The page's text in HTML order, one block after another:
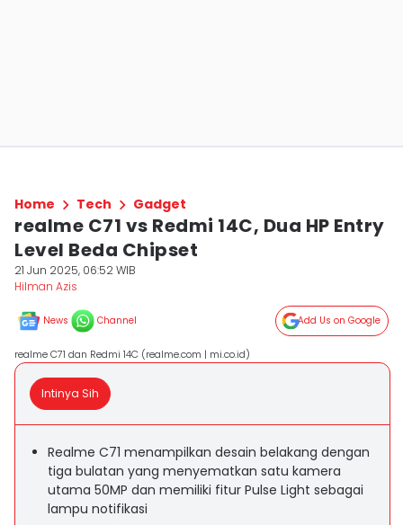
Home Tech Gadget
realme C71 vs Redmi 14C, Dua HP Entry
Level Beda Chipset
21 Jun 2025, 06:52 WIB
Hilman Azis
News Channel Add Us on Google
realme C71 dan Redmi 14C (realme.com | mi.co.id)
Intinya Sih
Realme C71 menampilkan desain belakang dengan
tiga bulatan yang menyematkan satu kamera
utama 50MP dan memiliki fitur Pulse Light sebagai
lampu notifikasi